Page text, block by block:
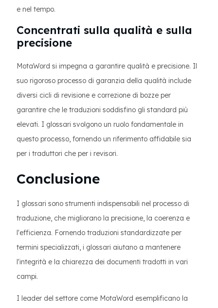
e nel tempo.
Concentrati sulla qualità e sulla
precisione
MotaWord si impegna a garantire qualità e precisione. Il
suo rigoroso processo di garanzia della qualità include
diversi cicli di revisione e correzione di bozze per
garantire che le traduzioni soddisfino gli standard più
elevati. I glossari svolgono un ruolo fondamentale in
questo processo, fornendo un riferimento affidabile sia
per i traduttori che per i revisori.
Conclusione
I glossari sono strumenti indispensabili nel processo di
traduzione, che migliorano la precisione, la coerenza e
l'efficienza. Fornendo traduzioni standardizzate per
termini specializzati, i glossari aiutano a mantenere
l'integrità e la chiarezza dei documenti tradotti in vari
campi.
I leader del settore come MotaWord esemplificano la